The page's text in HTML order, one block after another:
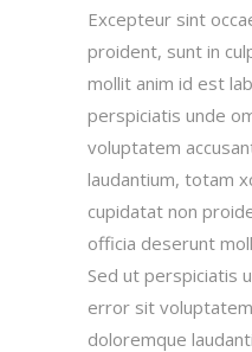
Excepteur sint
proident, sunt in
mollit anim id est
perspiciatis unde
voluptatem
laudantium, totam
cupidatat non
officia deserunt
Sed ut perspiciatis
error sit
doloremque